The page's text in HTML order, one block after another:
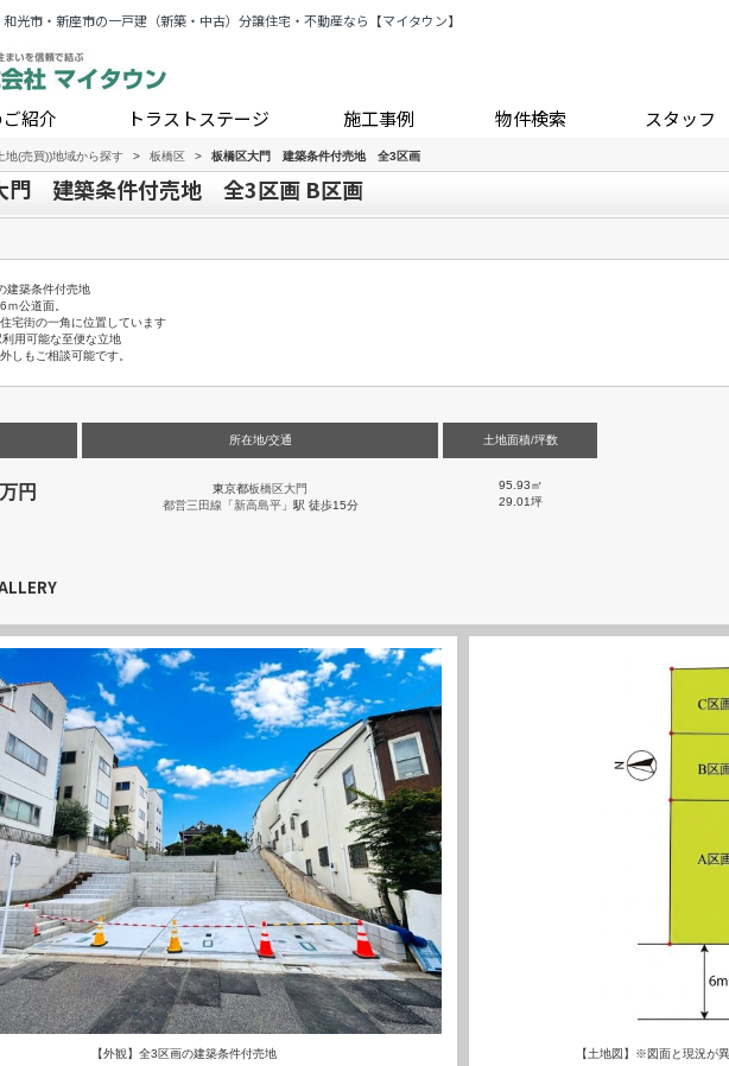
光市・新座市の一戸建（新築・中古）分譲住宅・不動産なら【マイタウン】
紹介 トラストステージ 施工事例 物件検索 スタッフ
地(売買))地域から探す > 板橋区 > 板橋区大門 建築条件付売地 全3区画
門 建築条件付売地 全3区画 B区画
建築条件付売地
公道面。
宅街の一角に位置しています
用可能な至便な立地
しもご相談可能です。
万円
所在地/交通
東京都板橋区大門
都営三田線 「新高島平」駅 徒歩15分
土地面積/坪数
95.93㎡
29.01坪
【外観】全3区画の建築条件付売地 【土地図】※図面と現況が